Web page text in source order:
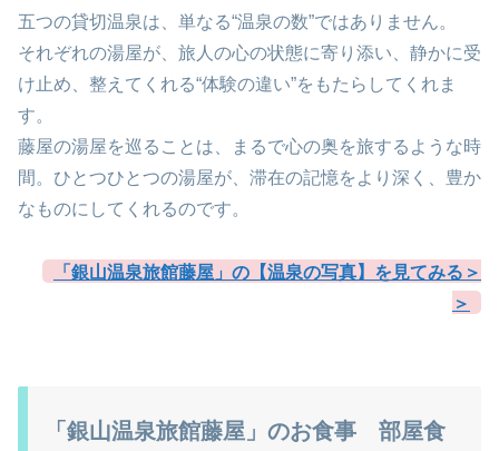
五つの貸切温泉は、単なる“温泉の数”ではありません。
それぞれの湯屋が、旅人の心の状態に寄り添い、静かに受
け止め、整えてくれる“体験の違い”をもたらしてくれま
す。
藤屋の湯屋を巡ることは、まるで心の奥を旅するような時
間。ひとつひとつの湯屋が、滞在の記憶をより深く、豊か
なものにしてくれるのです。
「銀山温泉旅館藤屋」の【温泉の写真】を見てみる＞
＞
「銀山温泉旅館藤屋」のお食事 部屋食